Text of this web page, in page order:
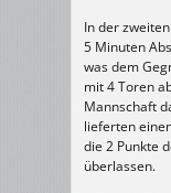
In der
5 Minuten
was dem
mit 4 Toren
Mannschaft
lieferten
die 2 Punkte
überlassen.